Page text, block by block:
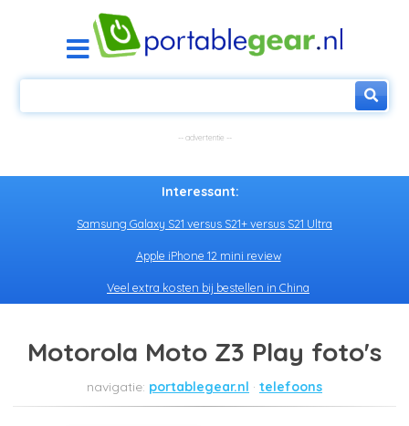
Interessant:
Samsung Galaxy S21 versus S21+ versus S21 Ultra
Apple iPhone 12 mini review
Veel extra kosten bij bestellen in China
Motorola Moto Z3 Play foto's
portablegear.nl telefoons